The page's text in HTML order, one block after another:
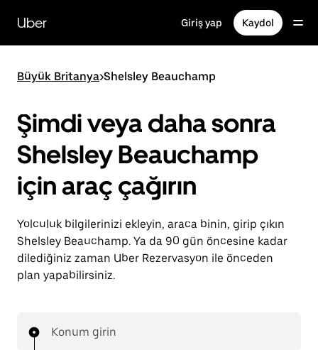
içeriğe
gidinUber Giriş yap Kaydol
Büyük Britanya>Shelsley Beauchamp
Şimdi veya daha sonra
Shelsley Beauchamp
için araç çağırın
Yolculuk bilgilerinizi ekleyin, araca binin, girip çıkın
Shelsley Beauchamp. Ya da 90 gün öncesine kadar
dilediğiniz zaman Uber Rezervasyon ile önceden
plan yapabilirsiniz.
Konum girin